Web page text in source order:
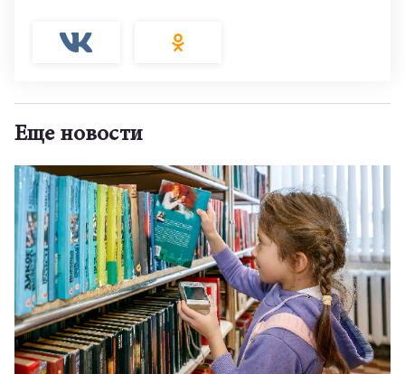
Еще новости